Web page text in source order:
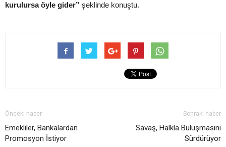
kurulursa öyle gider” şeklinde konuştu.
Önceki haber
Emekliler, Bankalardan
Promosyon İstiyor
Sonraki haber
Savaş, Halkla Buluşmasını
Sürdürüyor